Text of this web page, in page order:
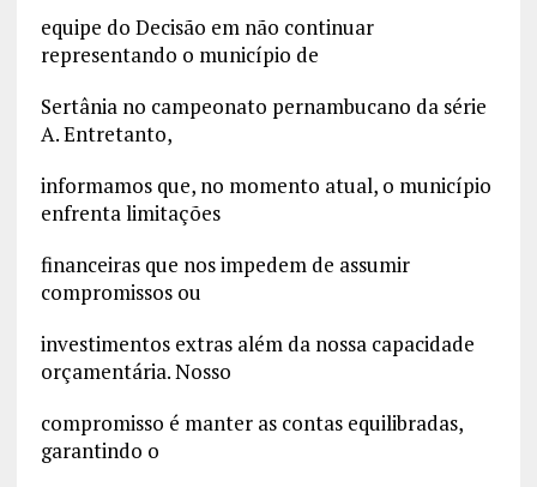
equipe do Decisão em não continuar
representando o município de
Sertânia no campeonato pernambucano da série
A. Entretanto,
informamos que, no momento atual, o município
enfrenta limitações
financeiras que nos impedem de assumir
compromissos ou
investimentos extras além da nossa capacidade
orçamentária. Nosso
compromisso é manter as contas equilibradas,
garantindo o